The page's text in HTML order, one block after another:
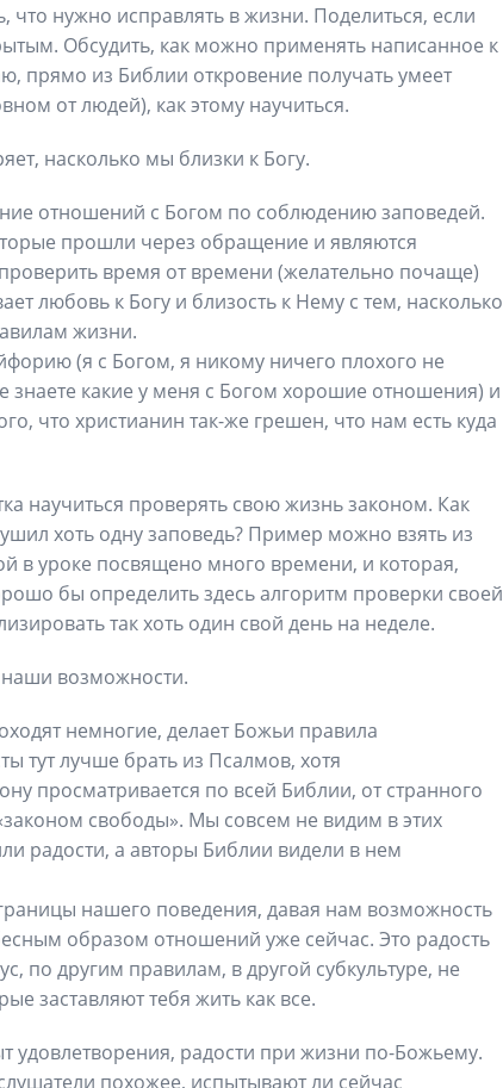
что нужно исправлять в жизни. Поделиться, если
Обсудить, как можно применять написанное к
прямо из Библии откровение получать умеет
от людей), как этому научиться.
насколько мы близки к Богу.
отношений с Богом по соблюдению заповедей.
прошли через обращение и являются
время от времени (желательно почаще)
любовь к Богу и близость к Нему с тем, насколько
жизни.
(я с Богом, я никому ничего плохого не
знаете какие у меня с Богом хорошие отношения) и
что христианин так-же грешен, что нам есть куда
научиться проверять свою жизнь законом. Как
хоть одну заповедь? Пример можно взять из
в уроке посвящено много времени, и которая,
бы определить здесь алгоритм проверки своей
так хоть один свой день на неделе.
наши возможности.
немногие, делает Божьи правила
тут лучше брать из Псалмов, хотя
просматривается по всей Библии, от странного
свободы». Мы совсем не видим в этих
радости, а авторы Библии видели в нем
нашего поведения, давая нам возможность
образом отношений уже сейчас. Это радость
по другим правилам, в другой субкультуре, не
заставляют тебя жить как все.
удовлетворения, радости при жизни по-Божьему.
похожее, испытывают ли сейчас